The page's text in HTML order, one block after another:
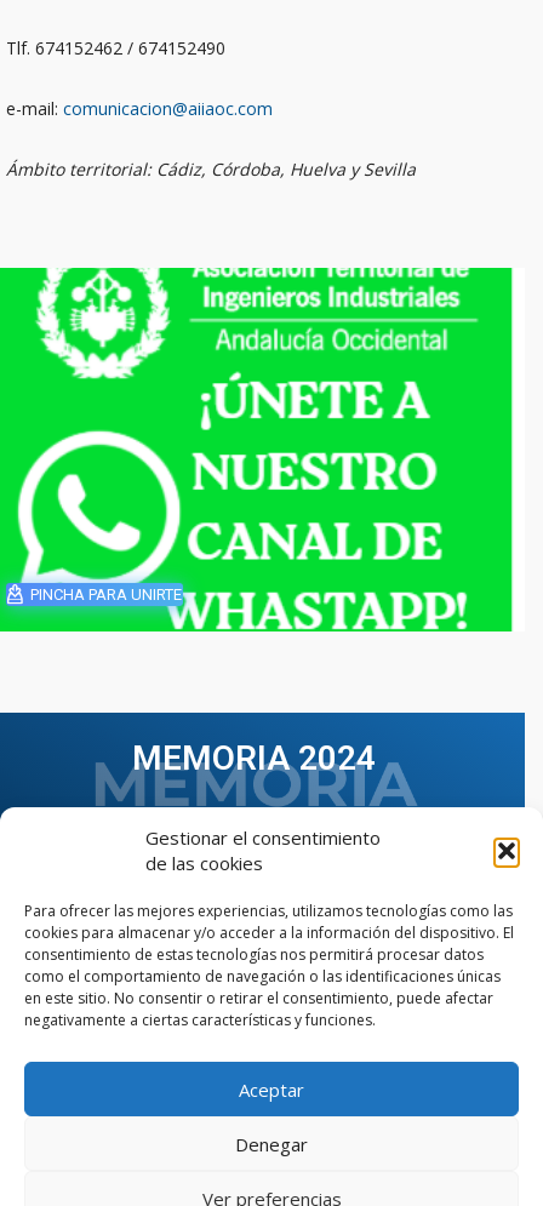
Gestionar el consentimiento
de las cookies
Para ofrecer las mejores experiencias, utilizamos tecnologías como las
cookies para almacenar y/o acceder a la información del dispositivo. El
consentimiento de estas tecnologías nos permitirá procesar datos
como el comportamiento de navegación o las identificaciones únicas
en este sitio. No consentir o retirar el consentimiento, puede afectar
negativamente a ciertas características y funciones.
Aceptar
Denegar
Ver preferencias
Tlf. 674152462 / 674152490
e-mail: comunicacion@aiiaoc.com
Ámbito territorial: Cádiz, Córdoba, Huelva y Sevilla
PINCHA PARA UNIRTE
MEMORIA 2024
VER TODAS LAS MEMORIAS
© Copyright © 2023 AIIAOC - Asociación Territorial de